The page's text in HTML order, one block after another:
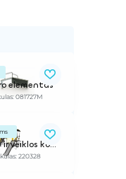
elementas
081727M
Žaidimų ir veiklos kompleksas
220328